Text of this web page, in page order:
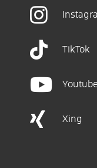
TikTok
Youtube
Xing